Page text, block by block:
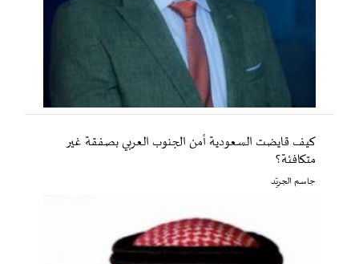
كيف قايضت السعودية أمن الجنوب العربي بصفقة غير
متكافئة؟
جاسم الجريّد